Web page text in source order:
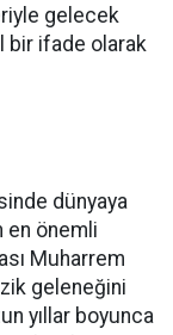
gelecek
bir ifade olarak
dünyaya
en önemli
Muharrem
geleneğini
yıllar boyunca